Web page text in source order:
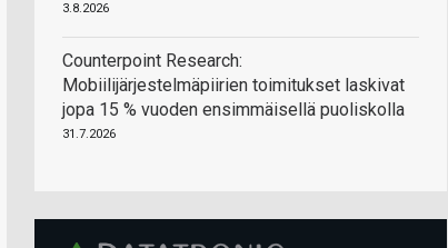
3.8.2026
Counterpoint Research:
Mobiilijärjestelmäpiirien toimitukset laskivat
jopa 15 % vuoden ensimmäisellä puoliskolla
31.7.2026